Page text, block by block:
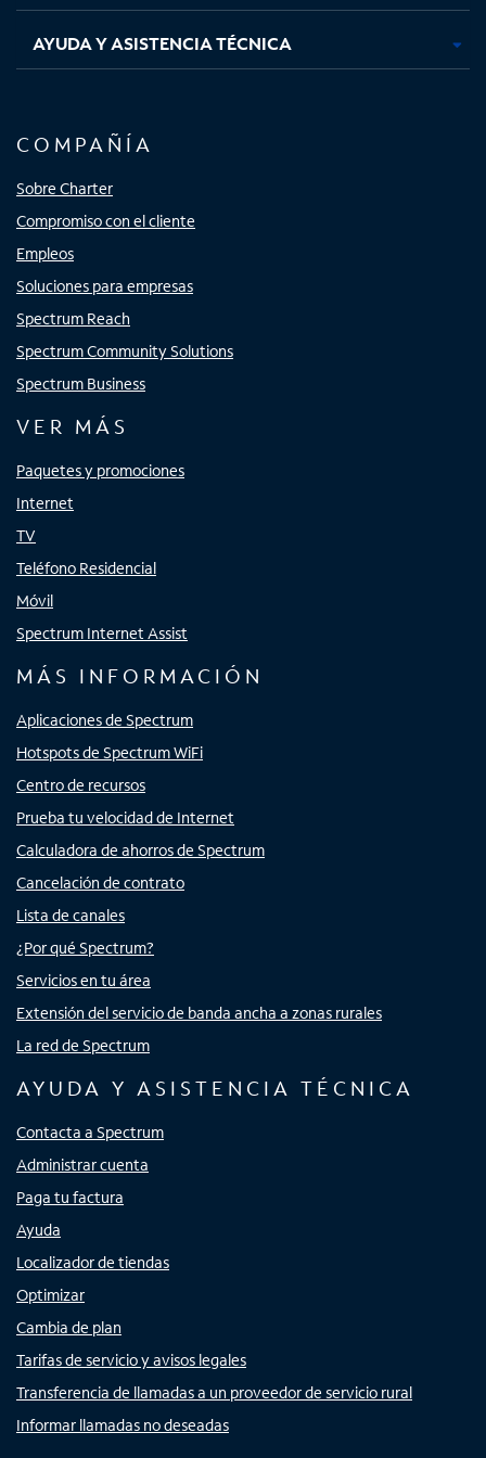
AYUDA Y ASISTENCIA TÉCNICA
COMPAÑÍA
Sobre Charter
Compromiso con el cliente
Empleos
Soluciones para empresas
Spectrum Reach
Spectrum Community Solutions
Spectrum Business
VER MÁS
Paquetes y promociones
Internet
TV
Teléfono Residencial
Móvil
Spectrum Internet Assist
MÁS INFORMACIÓN
Aplicaciones de Spectrum
Hotspots de Spectrum WiFi
Centro de recursos
Prueba tu velocidad de Internet
Calculadora de ahorros de Spectrum
Cancelación de contrato
Lista de canales
¿Por qué Spectrum?
Servicios en tu área
Extensión del servicio de banda ancha a zonas rurales
La red de Spectrum
AYUDA Y ASISTENCIA TÉCNICA
Contacta a Spectrum
Administrar cuenta
Paga tu factura
Ayuda
Localizador de tiendas
Optimizar
Cambia de plan
Tarifas de servicio y avisos legales
Transferencia de llamadas a un proveedor de servicio rural
Informar llamadas no deseadas